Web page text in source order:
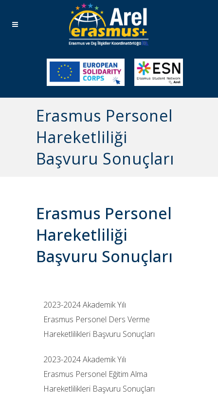
Erasmus Personel
Hareketliliği
Başvuru Sonuçları
Erasmus Personel
Hareketliliği
Başvuru Sonuçları
2023-2024 Akademik Yılı
Erasmus Personel Ders Verme
Hareketlilikleri Başvuru Sonuçları
2023-2024 Akademik Yılı
Erasmus Personel Eğitim Alma
Hareketlilikleri Başvuru Sonuçları